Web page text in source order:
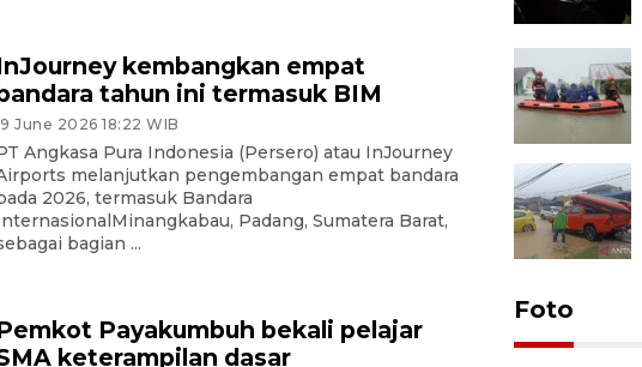
kembangkan empat
tahun ini termasuk BIM
June 2026 18:22 WIB
Angkasa Pura Indonesia (Persero) atau InJourney
melanjutkan pengembangan empat bandara
2026, termasuk Bandara
Padang, Sumatera Barat,
bagian ...
Payakumbuh bekali pelajar
keterampilan dasar
Foto